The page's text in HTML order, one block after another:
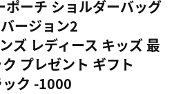
ポーチ ショルダーバッグ
ージョン2
ズ レディース キッズ 最
プレゼント ギフト
ック -1000